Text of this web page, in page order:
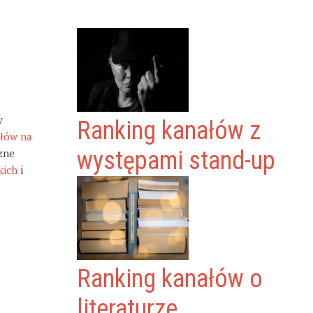
na
i
Ranking kanałów z
występami stand-up
Ranking kanałów o